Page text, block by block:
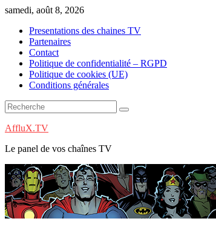
Skip
content
samedi, août 8, 2026
Presentations des chaines TV
Partenaires
Contact
Politique de confidentialité – RGPD
Politique de cookies (UE)
Conditions générales
AffluX.TV
Le panel de vos chaînes TV